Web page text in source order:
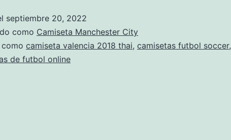
camisetas
septiembre 20, 2022
como Camiseta Manchester City
camiseta valencia 2018 thai, camisetas futbol soccer,
de futbol online